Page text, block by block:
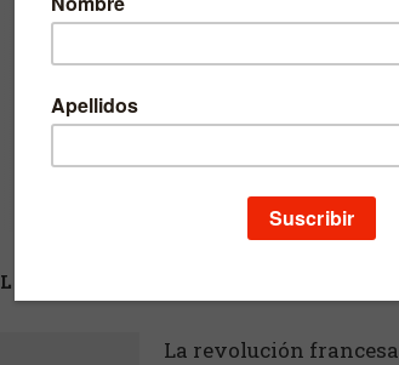
ISBN
Páginas
828
Ancho
Alto
23 cm
LIBROS RELACIONADOS
La revolución francesa